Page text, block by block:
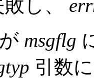
し、
が msgflg
引数